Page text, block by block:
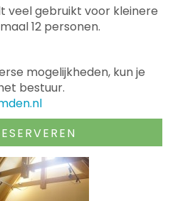
veel gebruikt voor kleinere
12 personen.
mogelijkheden, kun je
bestuur.